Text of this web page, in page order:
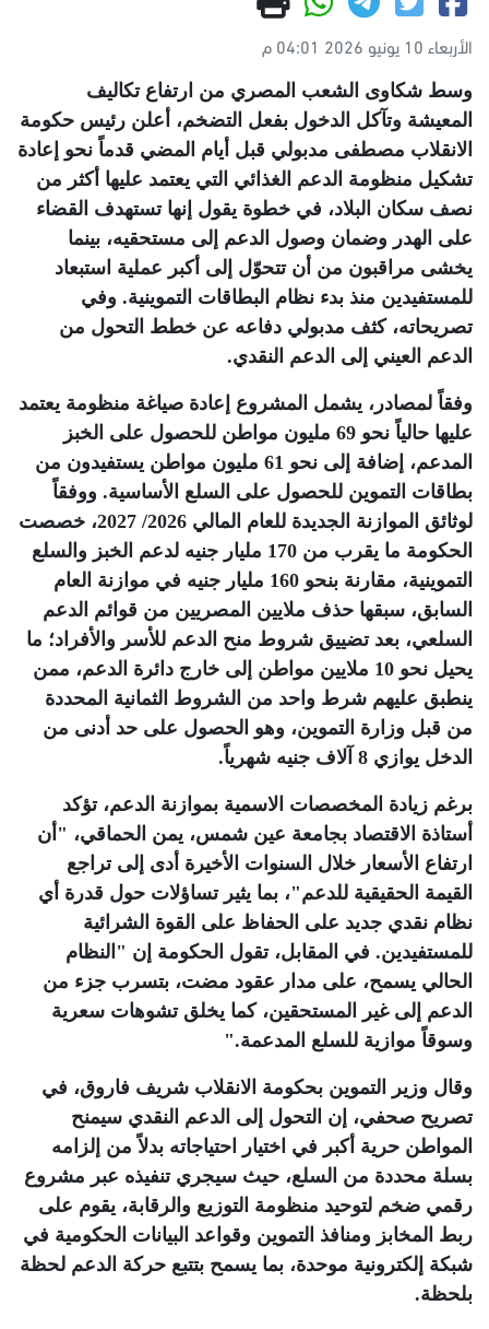
الأربعاء 10 يونيو 2026 04:01 م
وسط شكاوى الشعب المصري من ارتفاع تكاليف
المعيشة وتآكل الدخول بفعل التضخم، أعلن رئيس حكومة
الانقلاب مصطفى مدبولي قبل أيام المضي قدماً نحو إعادة
تشكيل منظومة الدعم الغذائي التي يعتمد عليها أكثر من
نصف سكان البلاد، في خطوة يقول إنها تستهدف القضاء
على الهدر وضمان وصول الدعم إلى مستحقيه، بينما
يخشى مراقبون من أن تتحوّل إلى أكبر عملية استبعاد
للمستفيدين منذ بدء نظام البطاقات التموينية. وفي
تصريحاته، كثف مدبولي دفاعه عن خطط التحول من
الدعم العيني إلى الدعم النقدي.
وفقاً لمصادر، يشمل المشروع إعادة صياغة منظومة يعتمد
عليها حالياً نحو 69 مليون مواطن للحصول على الخبز
المدعم، إضافة إلى نحو 61 مليون مواطن يستفيدون من
بطاقات التموين للحصول على السلع الأساسية. ووفقاً
لوثائق الموازنة الجديدة للعام المالي 2026/ 2027، خصصت
الحكومة ما يقرب من 170 مليار جنيه لدعم الخبز والسلع
التموينية، مقارنة بنحو 160 مليار جنيه في موازنة العام
السابق، سبقها حذف ملايين المصريين من قوائم الدعم
السلعي، بعد تضييق شروط منح الدعم للأسر والأفراد؛ ما
يحيل نحو 10 ملايين مواطن إلى خارج دائرة الدعم، ممن
ينطبق عليهم شرط واحد من الشروط الثمانية المحددة
من قبل وزارة التموين، وهو الحصول على حد أدنى من
الدخل يوازي 8 آلاف جنيه شهرياً
.
برغم زيادة المخصصات الاسمية بموازنة الدعم، تؤكد
أستاذة الاقتصاد بجامعة عين شمس، يمن الحماقي، "أن
ارتفاع الأسعار خلال السنوات الأخيرة أدى إلى تراجع
القيمة الحقيقية للدعم"، بما يثير تساؤلات حول قدرة أي
نظام نقدي جديد على الحفاظ على القوة الشرائية
للمستفيدين. في المقابل، تقول الحكومة إن "النظام
الحالي يسمح، على مدار عقود مضت، بتسرب جزء من
الدعم إلى غير المستحقين، كما يخلق تشوهات سعرية
وسوقاً موازية للسلع المدعمة".
وقال وزير التموين بحكومة الانقلاب شريف فاروق، في
تصريح صحفي، إن التحول إلى الدعم النقدي سيمنح
المواطن حرية أكبر في اختيار احتياجاته بدلاً من إلزامه
بسلة محددة من السلع، حيث سيجري تنفيذه عبر مشروع
رقمي ضخم لتوحيد منظومة التوزيع والرقابة، يقوم على
ربط المخابز ومنافذ التموين وقواعد البيانات الحكومية في
شبكة إلكترونية موحدة، بما يسمح بتتبع حركة الدعم لحظة
بلحظة.